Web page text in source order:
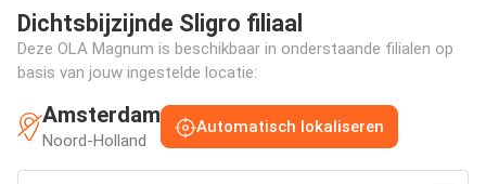
Dichtsbijzijnde Sligro filiaal
Deze OLA Magnum is beschikbaar in onderstaande filialen op
basis van jouw ingestelde locatie:
Amsterdam
Noord-Holland
Automatisch lokaliseren